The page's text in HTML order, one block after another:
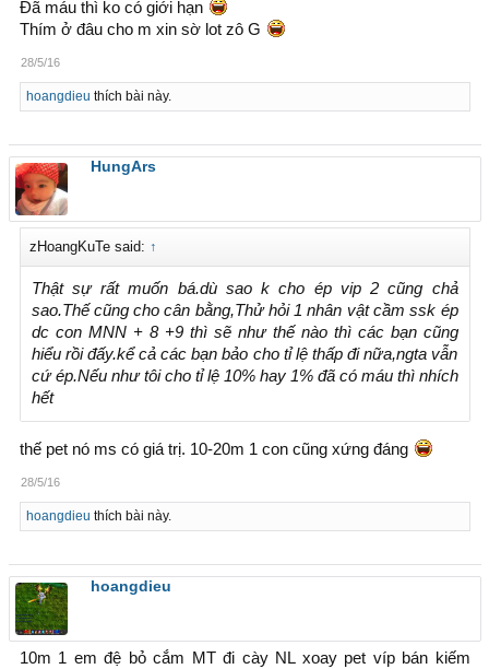
Đã máu thì ko có giới hạn
Thím ở đâu cho m xin sờ lot zô G
28/5/16
hoangdieu thích bài này.
HungArs
zHoangKuTe said: ↑
Thật sự rất muốn bá.dù sao k cho ép vip 2 cũng chả
sao.Thế cũng cho cân bằng,Thử hỏi 1 nhân vật cầm ssk ép
dc con MNN + 8 +9 thì sẽ như thế nào thì các bạn cũng
hiểu rồi đấy.kể cả các bạn bảo cho tỉ lệ thấp đi nữa,ngta vẫn
cứ ép.Nếu như tôi cho tỉ lệ 10% hay 1% đã có máu thì nhích
hết
thế pet nó ms có giá trị. 10-20m 1 con cũng xứng đáng
28/5/16
hoangdieu thích bài này.
hoangdieu
10m 1 em đệ bỏ cắm MT đi cày NL xoay pet víp bán kiếm